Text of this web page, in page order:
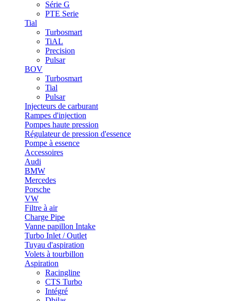
Série G
PTE Serie
Tial
Turbosmart
TiAL
Precision
Pulsar
BOV
Turbosmart
Tial
Pulsar
Injecteurs de carburant
Rampes d'injection
Pompes haute pression
Régulateur de pression d'essence
Pompe à essence
Accessoires
Audi
BMW
Mercedes
Porsche
VW
Filtre à air
Charge Pipe
Vanne papillon Intake
Turbo Inlet / Outlet
Tuyau d'aspiration
Volets à tourbillon
Aspiration
Racingline
CTS Turbo
Intégré